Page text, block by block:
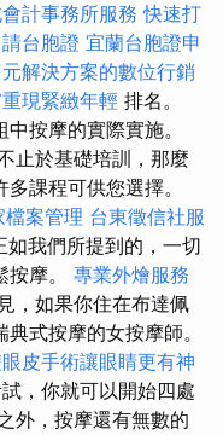
計事務所服務 快速打
台胞證 宜蘭台胞證申
解決方案的數位行銷
現緊緻年輕 排名。
按摩的實際實施。
止於基礎培訓，那麼
課程可供您選擇。
案管理 台東徵信社服
如我們所提到的，一切
摩。 專業外燴服務
，如果你住在布達佩
式按摩的女按摩師。
皮手術讓眼睛更有神
，你就可以開始四處
外，按摩還有無數的